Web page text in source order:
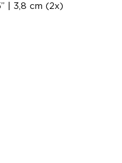
| 3,8 cm (2x)